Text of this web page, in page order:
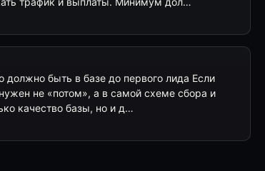
должно быть в базе до первого лида Если
не «потом», а в самой схеме сбора и
качество базы, но и д…